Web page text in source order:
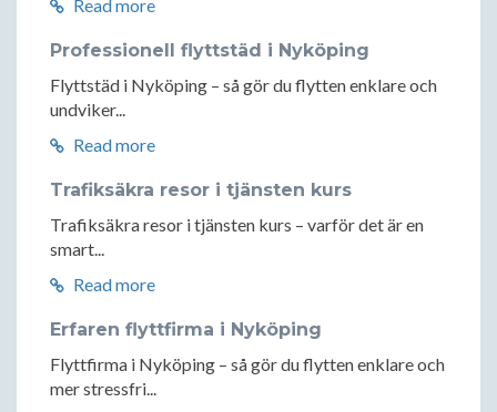
Read more
Professionell flyttstäd i Nyköping
Flyttstäd i Nyköping – så gör du flytten enklare och
undviker...
Read more
Trafiksäkra resor i tjänsten kurs
Trafiksäkra resor i tjänsten kurs – varför det är en
smart...
Read more
Erfaren flyttfirma i Nyköping
Flyttfirma i Nyköping – så gör du flytten enklare och
mer stressfri...